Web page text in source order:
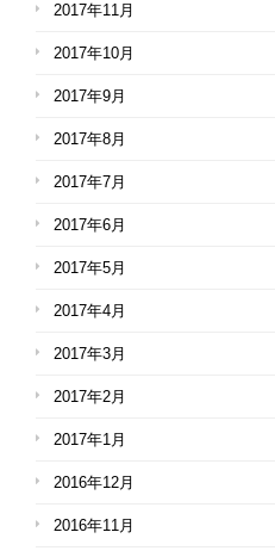
2017年11月
2017年10月
2017年9月
2017年8月
2017年7月
2017年6月
2017年5月
2017年4月
2017年3月
2017年2月
2017年1月
2016年12月
2016年11月